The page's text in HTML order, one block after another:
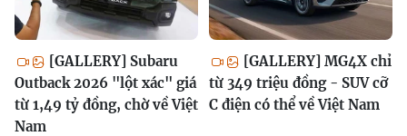
[GALLERY] Subaru
Outback 2026 "lột xác" giá
từ 1,49 tỷ đồng, chờ về Việt
Nam
[GALLERY] MG4X chỉ
từ 349 triệu đồng - SUV cỡ
C điện có thể về Việt Nam